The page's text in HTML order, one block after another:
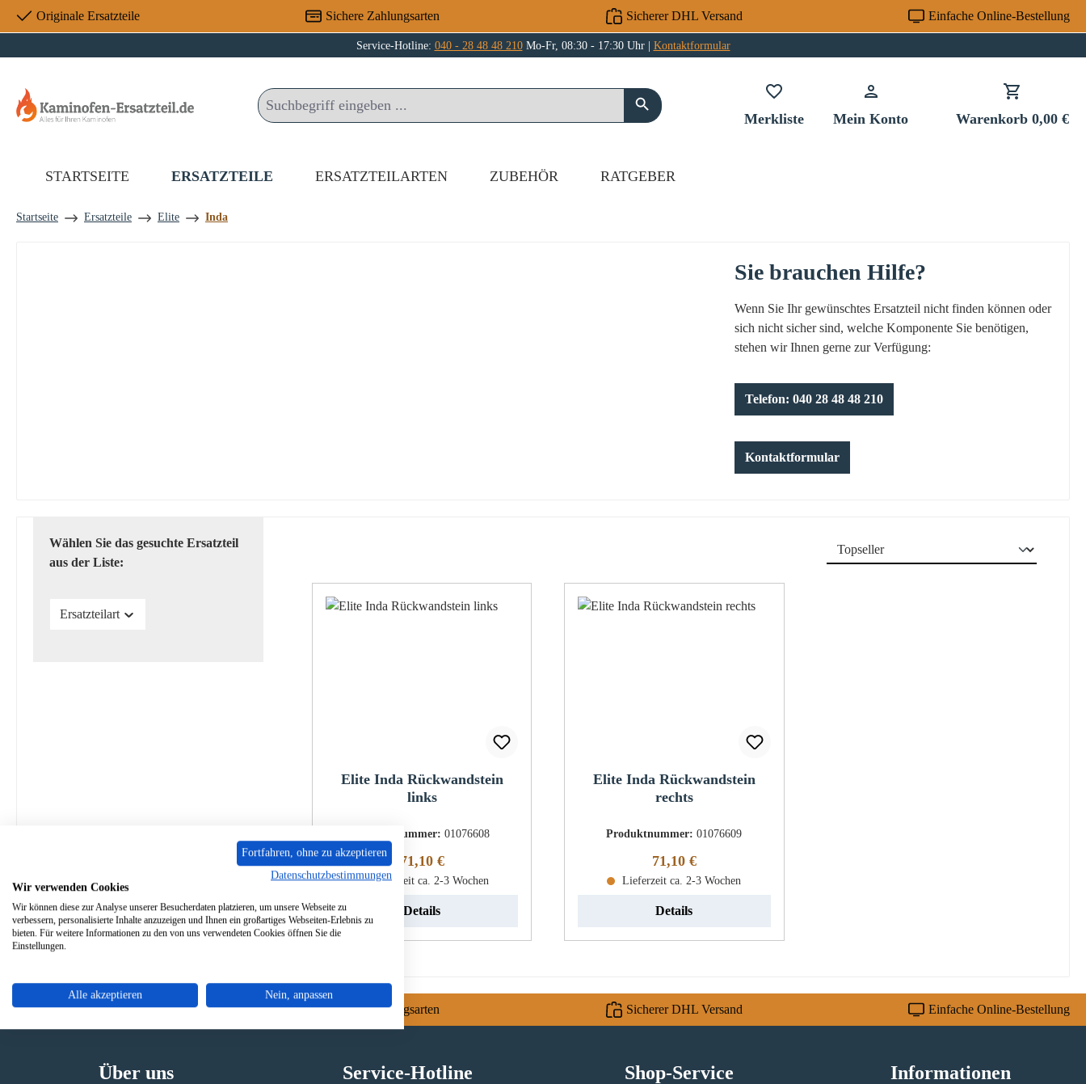
Hauptinhalt springen
Zur Suche springen
Zur Hauptnavigation springen
Originale Ersatzteile Sichere Zahlungsarten Sicherer DHL Versand Einfache Online-Bestellung
Service-Hotline: 040 - 28 48 48 210Mo-Fr, 08:30 - 17:30 Uhr | Kontaktformular
MerklisteDu hast 0 Produkte auf dem Merkzettel
Mein Konto Warenkorb 0,00 €
STARTSEITE ERSATZTEILE ERSATZTEILARTEN ZUBEHÖR RATGEBER
Startseite Ersatzteile Elite Inda
Sie brauchen Hilfe?
Wenn Sie Ihr gewünschtes Ersatzteil nicht finden können oder
sich nicht sicher sind, welche Komponente Sie benötigen,
stehen wir Ihnen gerne zur Verfügung:
Telefon: 040 28 48 48 210
Kontaktformular
Wählen Sie das gesuchte Ersatzteil
aus der Liste:
Ersatzteilart
Elite Inda Rückwandstein
links
Produktnummer:01076608
Regulärer Preis:
71,10 €
Lieferzeit ca. 2-3 Wochen
Details
Elite Inda Rückwandstein
rechts
Produktnummer:01076609
Regulärer Preis:
71,10 €
Lieferzeit ca. 2-3 Wochen
Details
Originale Ersatzteile Sichere Zahlungsarten Sicherer DHL Versand Einfache Online-Bestellung
Über uns Service-Hotline Shop-Service Informationen
Fortfahren, ohne zu akzeptieren
Datenschutzbestimmungen
Wir verwenden Cookies
Wir können diese zur Analyse unserer Besucherdaten platzieren, um unsere Webseite zu
verbessern, personalisierte Inhalte anzuzeigen und Ihnen ein großartiges Webseiten-Erlebnis zu
bieten. Für weitere Informationen zu den von uns verwendeten Cookies öffnen Sie die
Einstellungen.
Alle akzeptieren Nein, anpassen